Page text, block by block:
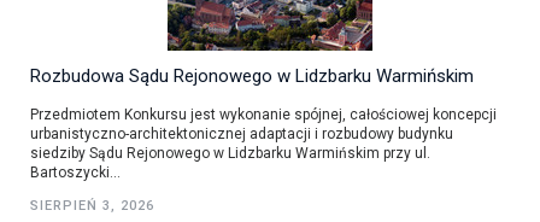
Rozbudowa Sądu Rejonowego w Lidzbarku Warmińskim
Przedmiotem Konkursu jest wykonanie spójnej, całościowej koncepcji
urbanistyczno-architektonicznej adaptacji i rozbudowy budynku
siedziby Sądu Rejonowego w Lidzbarku Warmińskim przy ul.
Bartoszycki...
SIERPIEŃ 3, 2026